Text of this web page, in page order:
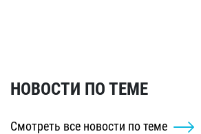
НОВОСТИ ПО ТЕМЕ
Смотреть все новости по теме